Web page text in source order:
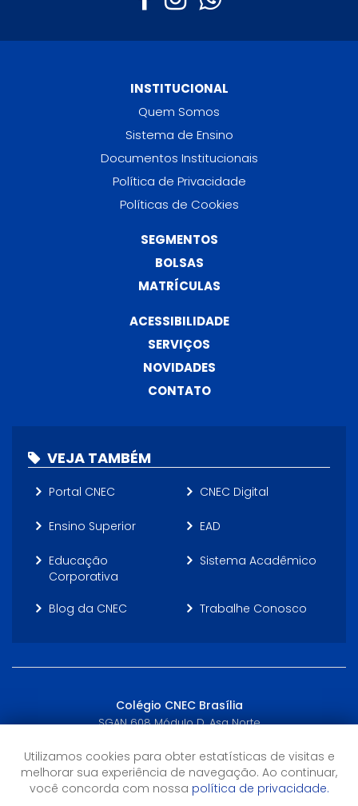
INSTITUCIONAL
Quem Somos
Sistema de Ensino
Documentos Institucionais
Política de Privacidade
Políticas de Cookies
SEGMENTOS
BOLSAS
MATRÍCULAS
ACESSIBILIDADE
SERVIÇOS
NOVIDADES
CONTATO
VEJA TAMBÉM
Portal CNEC CNEC Digital
Ensino Superior EAD
Educação
Corporativa
Sistema Acadêmico
Blog da CNEC Trabalhe Conosco
Colégio CNEC Brasília
SGAN 608 Módulo D, Asa Norte
Horário de Atendimento
7h30 às 18h
Utilizamos cookies para obter estatísticas de visitas e
melhorar sua experiência de navegação. Ao continuar,
você concorda com nossa política de privacidade.